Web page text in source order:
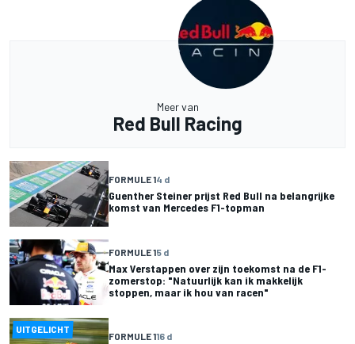
Meer van
Red Bull Racing
FORMULE 14 d
Guenther Steiner prijst Red Bull na belangrijke
komst van Mercedes F1-topman
FORMULE 15 d
Max Verstappen over zijn toekomst na de F1-
zomerstop: "Natuurlijk kan ik makkelijk
stoppen, maar ik hou van racen"
UITGELICHT
FORMULE 116 d